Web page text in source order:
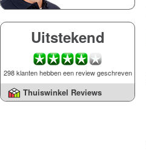
Uitstekend
298 klanten hebben een review geschreven
Thuiswinkel Reviews